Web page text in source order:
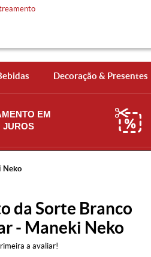
Decoração & Presentes
EM
JUROS
Neko
da Sorte Branco
- Maneki Neko
a avaliar!